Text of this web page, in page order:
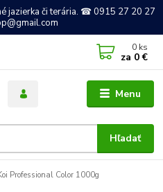
jazierka či terária. ☎ 0915 27 20 27
Menu
Hľadať
0 ks
za 0 €
Professional Color 1000g